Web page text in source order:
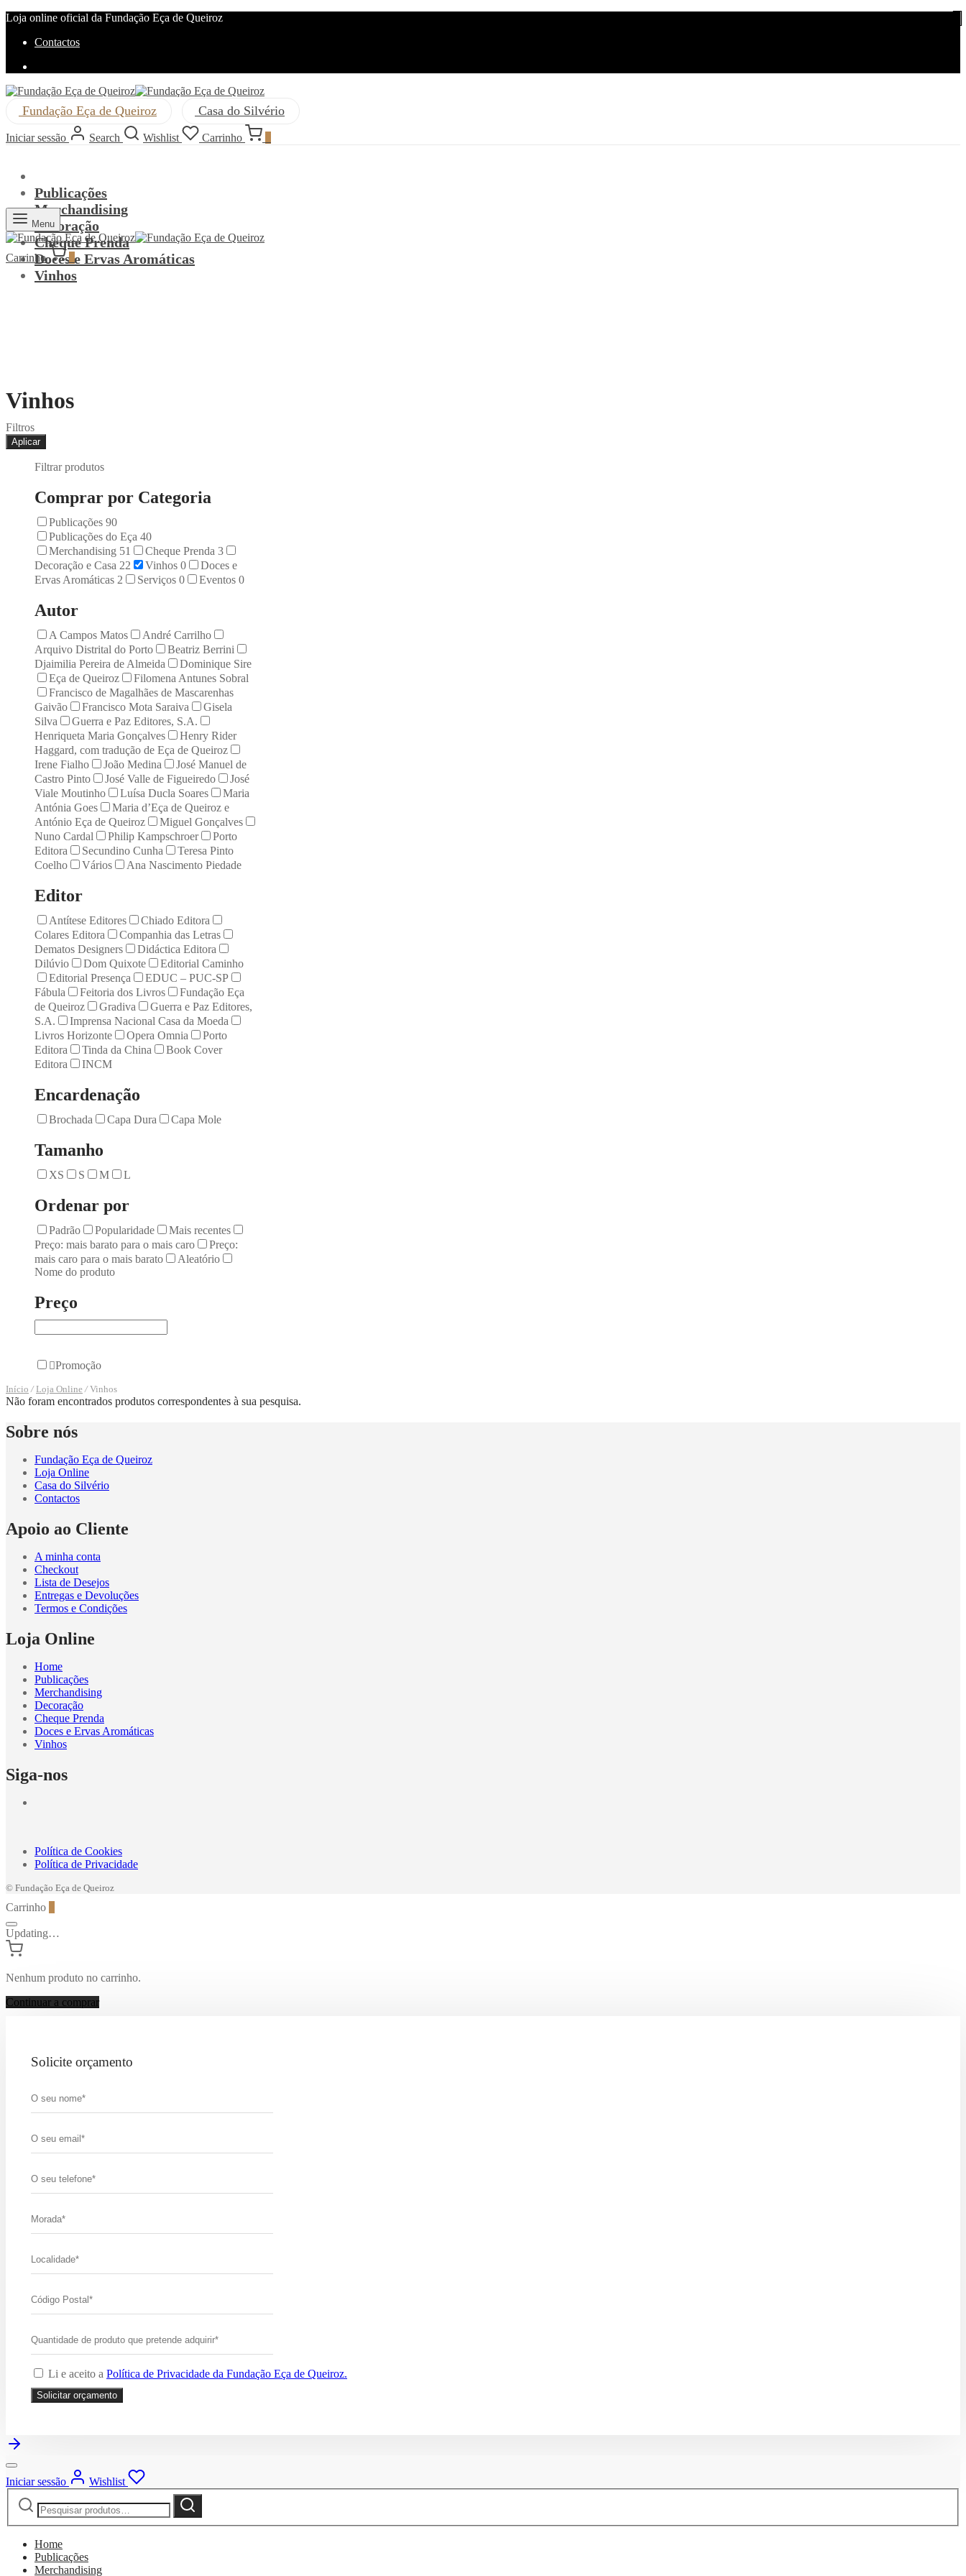
Loja online oficial da Fundação Eça de Queiroz
Contactos
Fundação Eça de Queiroz Casa do Silvério
Iniciar sessão Search Wishlist Carrinho
Publicações
Merchandising
Decoração
Cheque Prenda
Doces e Ervas Aromáticas
Vinhos
Menu
Carrinho
Vinhos
Filtros
Aplicar
Filtrar produtos
Comprar por Categoria
Publicações 90
Publicações do Eça 40
Merchandising 51 Cheque Prenda 3
Decoração e Casa 22 Vinhos 0
Doces e
Ervas Aromáticas 2 Serviços 0 Eventos 0
Autor
A Campos Matos
André Carrilho
Arquivo Distrital do Porto
Beatriz Berrini
Djaimilia Pereira de Almeida
Dominique Sire
Eça de Queiroz
Filomena Antunes Sobral
Francisco de Magalhães de Mascarenhas
Gaivão
Francisco Mota Saraiva
Gisela
Silva
Guerra e Paz Editores, S.A.
Henriqueta Maria Gonçalves
Henry Rider
Haggard, com tradução de Eça de Queiroz
Irene Fialho
João Medina
José Manuel de
Castro Pinto
José Valle de Figueiredo
José
Viale Moutinho
Luísa Ducla Soares
Maria
Antónia Goes
Maria d’Eça de Queiroz e
António Eça de Queiroz
Miguel Gonçalves
Nuno Cardal
Philip Kampschroer
Porto
Editora
Secundino Cunha
Teresa Pinto
Coelho
Vários Ana Nascimento Piedade
Editor
Antítese Editores
Chiado Editora
Colares Editora
Companhia das Letras
Dematos Designers
Didáctica Editora
Dilúvio
Dom Quixote
Editorial Caminho
Editorial Presença
EDUC – PUC-SP
Fábula
Feitoria dos Livros
Fundação Eça
de Queiroz
Gradiva
Guerra e Paz Editores,
S.A.
Imprensa Nacional Casa da Moeda
Livros Horizonte
Opera Omnia
Porto
Editora
Tinda da China
Book Cover
Editora
INCM
Encardenação
Brochada Capa Dura Capa Mole
Tamanho
XS S M L
Ordenar por
Padrão Popularidade
Mais recentes
Preço: mais barato para o mais caro
Preço:
mais caro para o mais barato
Aleatório
Nome do produto
Preço
Promoção
Início / Loja Online /Vinhos
Não foram encontrados produtos correspondentes à sua pesquisa.
Sobre nós
Fundação Eça de Queiroz
Loja Online
Casa do Silvério
Contactos
Apoio ao Cliente
A minha conta
Checkout
Lista de Desejos
Entregas e Devoluções
Termos e Condições
Loja Online
Home
Publicações
Merchandising
Decoração
Cheque Prenda
Doces e Ervas Aromáticas
Vinhos
Siga-nos
Política de Cookies
Política de Privacidade
© Fundação Eça de Queiroz
Carrinho
Updating…
Nenhum produto no carrinho.
Continuar a comprar
Solicite orçamento
Li e aceito a Política de Privacidade da Fundação Eça de Queiroz.
Iniciar sessão
Wishlist
Pesquisar
por:
Pesquisa
Home
Publicações
Merchandising